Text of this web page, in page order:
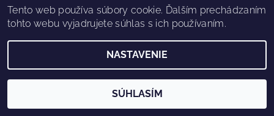
Vytvoril Shoptet
Tento web používa súbory cookie. Ďalším prechádzaním
tohto webu vyjadrujete súhlas s ich používaním.
NASTAVENIE
SÚHLASÍM